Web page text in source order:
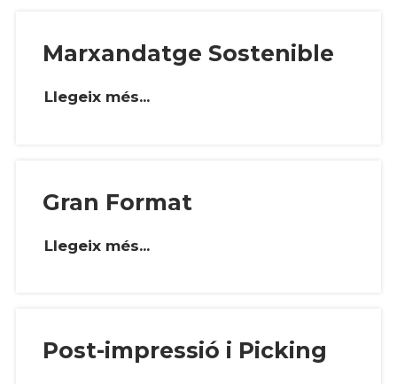
Marxandatge Sostenible
Llegeix més...
Gran Format
Llegeix més...
Post-impressió i Picking